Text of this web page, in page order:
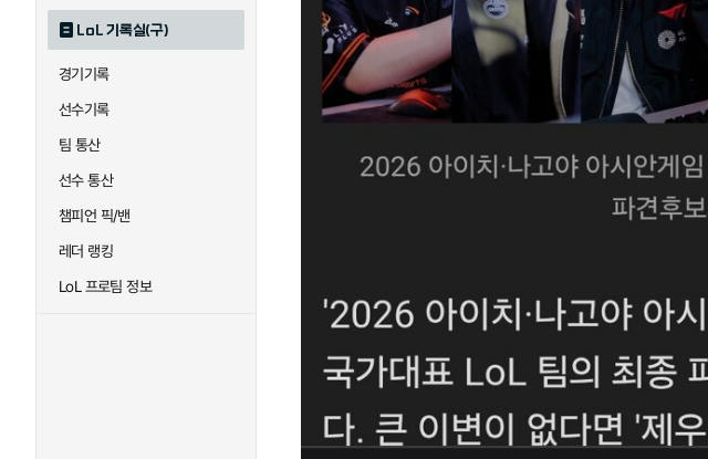
LoL 기록실(구)
경기기록
선수기록
팀 통산
선수 통산
챔피언 픽/밴
레더 랭킹
LoL 프로팀 정보